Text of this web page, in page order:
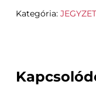
Kategória: